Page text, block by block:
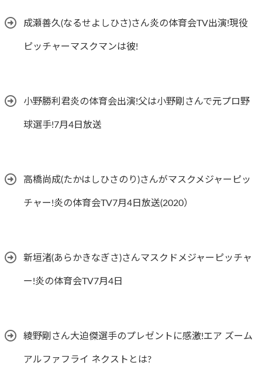
成瀬善久(なるせよしひさ)さん炎の体育会TV出演!現役
ピッチャーマスクマンは彼!
小野勝利君炎の体育会出演!父は小野剛さんで元プロ野
球選手!7月4日放送
高橋尚成(たかはしひさのり)さんがマスクメジャーピッ
チャー!炎の体育会TV7月4日放送(2020）
新垣渚(あらかきなぎさ)さんマスクドメジャーピッチャ
ー!炎の体育会TV7月4日
綾野剛さん大迫傑選手のプレゼントに感激!エア ズーム
アルファフライ ネクストとは?